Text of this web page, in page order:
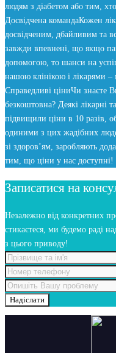
людям з діабетом або тим,
Досвідчена командаКожен
досвідченим, дбайливим та
завжди впевнені, що якщо
допомогою, то шанси на
нашою клінікою і лікарями
Справедливі ціниЧи знаєте
безкоштовна? Деякі лікарні
підвищили ціни в 10 разів,
одиними з цих жадібних
зі здоров’ям, заробляють
тим, що ціни у нас доступні!
Записатися на
Незалежно від конкретних
стикаєтеся, ми будемо раді
з цього приводу!
Надіслати